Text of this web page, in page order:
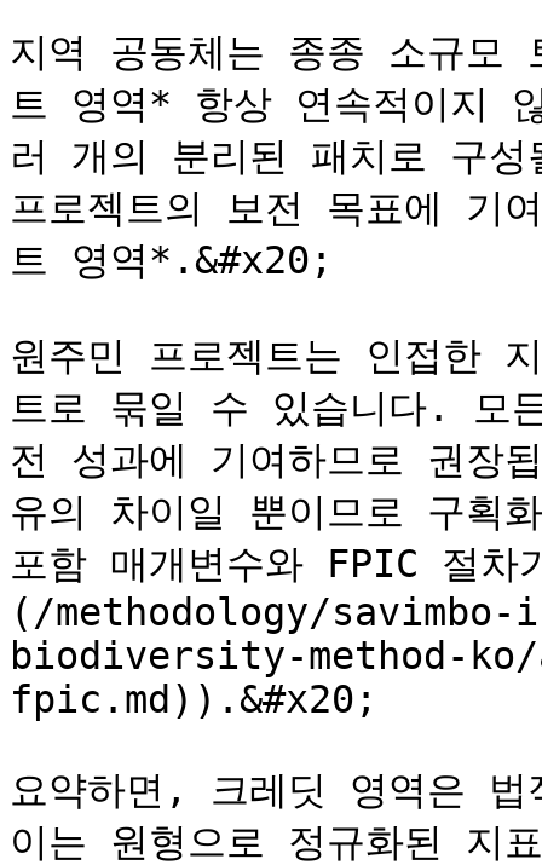
지역 공동체는 종종 소규모
트 영역* 항상 연속적이지
러 개의 분리된 패치로 구
프로젝트의 보전 목표에 기
트 영역*.&#x20;
원주민 프로젝트는 인접한
트로 묶일 수 있습니다. 모
전 성과에 기여하므로 권장
유의 차이일 뿐이므로 구획
포함 매개변수와 FPIC 절
(/methodology/
biodiversity-method-
fpic.md)).&#x20;
요약하면, 크레딧 영역은
이는 원형으로 정규화된 지